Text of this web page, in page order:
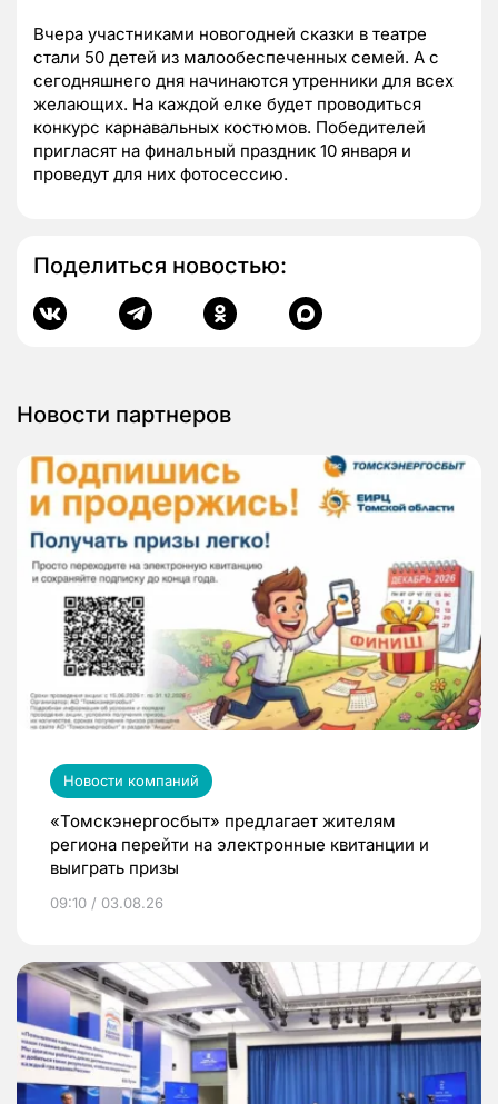
Вчера участниками новогодней сказки в театре
стали 50 детей из малообеспеченных семей. А с
сегодняшнего дня начинаются утренники для всех
желающих. На каждой елке будет проводиться
конкурс карнавальных костюмов. Победителей
пригласят на финальный праздник 10 января и
проведут для них фотосессию.
Поделиться новостью:
Новости партнеров
Новости компаний
«Томскэнергосбыт» предлагает жителям
региона перейти на электронные квитанции и
выиграть призы
09:10 / 03.08.26